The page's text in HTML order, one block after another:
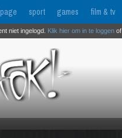
sport games film & tv
niet ingelogd. Klik hier om in te loggen of